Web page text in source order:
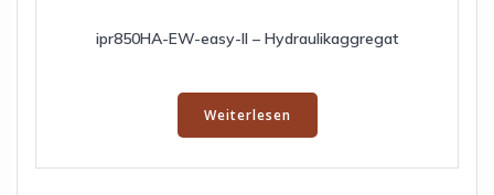
ipr850HA-EW-easy-II – Hydraulikaggregat
Weiterlesen